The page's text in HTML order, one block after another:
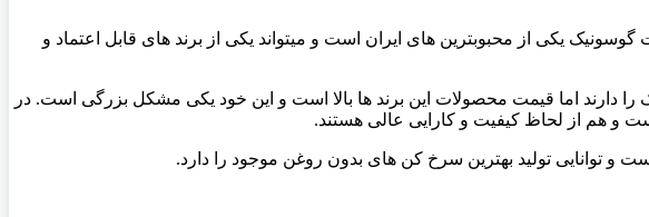
یکی از محبوبترین های ایران است و میتواند یکی از برند های قابل اعتماد و
را دارند اما قیمت محصولات این برند ها بالا است و این خود یکی مشکل بزرگی است. در
و هم از لحاظ کیفیت و کارایی عالی هستند.
و توانایی تولید بهترین سرخ کن های بدون روغن موجود را دارد.